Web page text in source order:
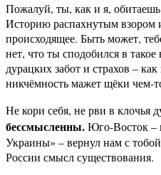
Пожалуй, ты, как и я,
Историю распахнутым взором
происходящее. Быть может,
нет, что ты сподобился в
дурацких забот и страхов –
никчёмность мажет щёки чем-
Не кори себя, не рви в клочья
бессмысленны.Юго-Восток –
Украины» – вернул нам с
России смысл существования.